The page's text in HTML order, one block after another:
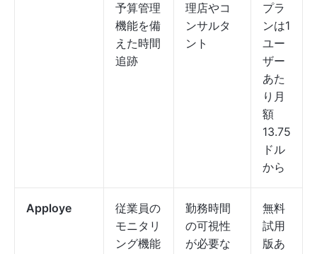
予算管理
機能を備
えた時間
追跡
理店やコ
ンサルタ
ント
プラ
ンは1
ユー
ザー
あた
り月
額
13.75
ドル
から
Apploye
従業員の
モニタリ
ング機能
勤務時間
の可視性
が必要な
無料
試用
版あ